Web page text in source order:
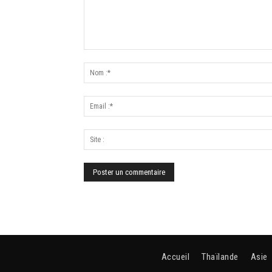
Accueil Thaïlande Asie